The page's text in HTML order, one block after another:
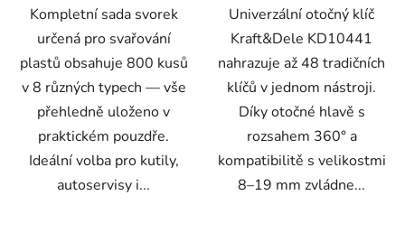
Kompletní sada svorek
určená pro svařování
plastů obsahuje 800 kusů
v 8 různých typech — vše
přehledně uloženo v
praktickém pouzdře.
Ideální volba pro kutily,
autoservisy i...
Univerzální otočný klíč
Kraft&Dele KD10441
nahrazuje až 48 tradičních
klíčů v jednom nástroji.
Díky otočné hlavě s
rozsahem 360° a
kompatibilitě s velikostmi
8–19 mm zvládne...